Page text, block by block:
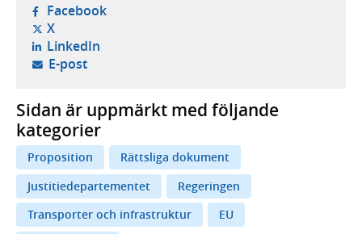
Facebook- öppnas i ny flik, extern webbplats,
X- öppnas i ny flik, extern webbplats,
LinkedIn- öppnas i ny flik, extern webbplats,
E-post- öppnar din e-postklient,
Sidan är uppmärkt med följande
kategorier
Proposition
Rättsliga dokument
Justitiedepartementet
Regeringen
Transporter och infrastruktur
EU